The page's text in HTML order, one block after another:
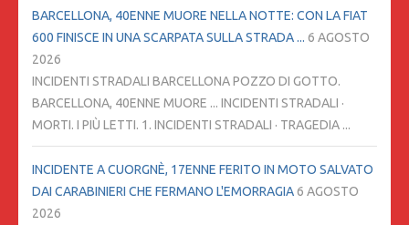
BARCELLONA, 40ENNE MUORE NELLA NOTTE: CON LA FIAT
600 FINISCE IN UNA SCARPATA SULLA STRADA ... 6 AGOSTO
2026
INCIDENTI STRADALI BARCELLONA POZZO DI GOTTO.
BARCELLONA, 40ENNE MUORE ... INCIDENTI STRADALI ·
MORTI. I PIÙ LETTI. 1. INCIDENTI STRADALI · TRAGEDIA ...
INCIDENTE A CUORGNÈ, 17ENNE FERITO IN MOTO SALVATO
DAI CARABINIERI CHE FERMANO L'EMORRAGIA6 AGOSTO
2026